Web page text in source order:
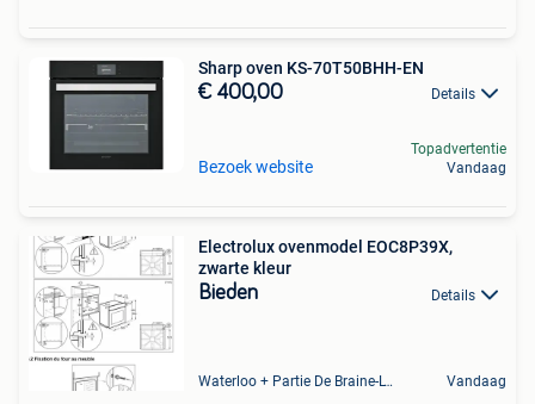
Sharp oven KS-70T50BHH-EN
€ 400,00 Details
Bezoek website
Topadvertentie
Vandaag
Electrolux ovenmodel EOC8P39X,
zwarte kleur
Bieden Details
Waterloo + Partie De Braine-L'Alleud, De Ohain Vandaag